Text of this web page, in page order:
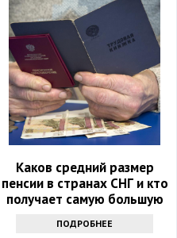
Каков средний размер
пенсии в странах СНГ и кто
получает самую большую
ПОДРОБНЕЕ